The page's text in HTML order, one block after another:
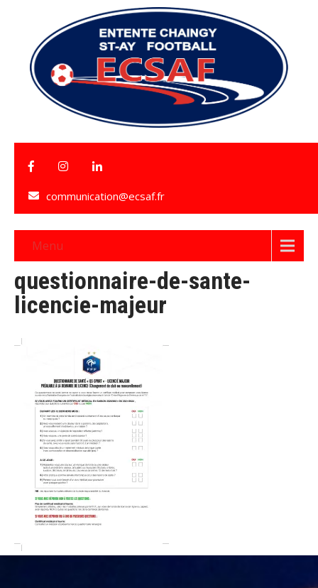
communication@ecsaf.fr
Menu
questionnaire-de-sante-
licencie-majeur